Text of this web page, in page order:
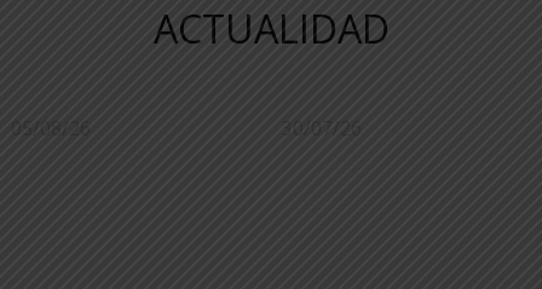
ACTUALIDAD
05/08/26 30/07/26